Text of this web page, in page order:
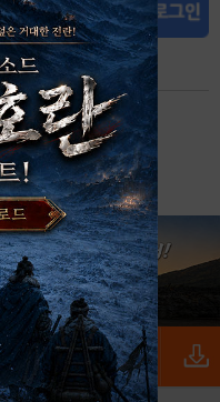
회원가입